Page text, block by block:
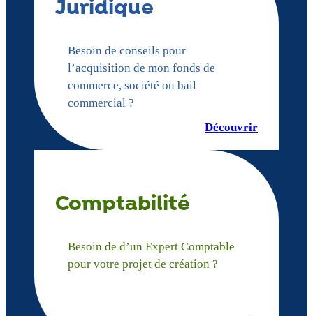
Juridique
Besoin de conseils pour
l’acquisition de mon fonds de
commerce, société ou bail
commercial ?
Découvrir
Comptabilité
Besoin de d’un Expert Comptable
pour votre projet de création ?